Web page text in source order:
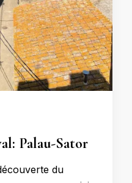
Palau-Sator
du